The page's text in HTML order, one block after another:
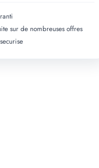
sur de nombreuses offres